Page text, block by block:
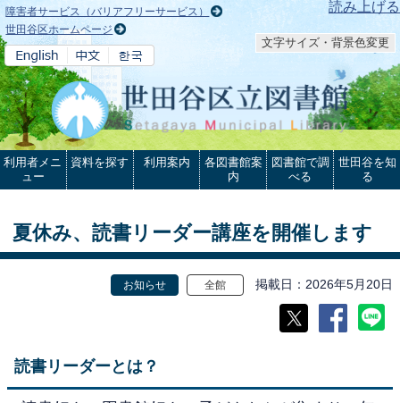
本文へ 読み上げる
障害者サービス（バリアフリーサービス）
世田谷区ホームページ
文字サイズ・背景色変更
利用者メニ
ュー
資料を探す 利用案内
各図書館案
内
図書館で調
べる
世田谷を知
る
夏休み、読書リーダー講座を開催します
お知らせ 全館 掲載日 2026年5月20日
読書リーダーとは？